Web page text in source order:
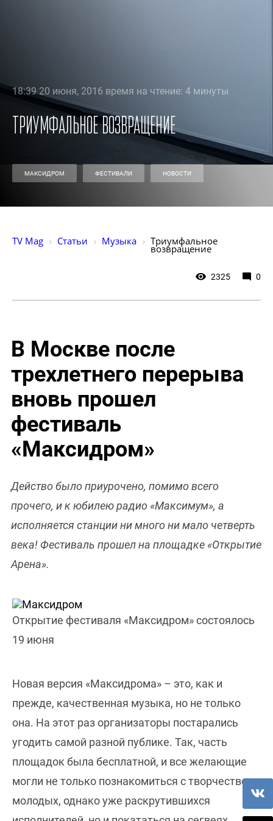
18:39 20 июня, 2016 время на чтение: 4 минуты
Триумфальное возвращение
МАКСИДРОМ ФЕСТИВАЛИ НОВОСТИ
TV Mag Статьи Музыка Триумфальное
возвращение
2325 0
В Москве после
трехлетнего перерыва
вновь прошел
фестиваль
«Максидром»
Действо было приурочено, помимо всего
прочего, и к юбилею радио «Максимум», а
исполняется станции ни много ни мало четверть
века! Фестиваль прошел на площадке «Открытие
Арена».
Открытие фестиваля «Максидром» состоялось
19 июня
Новая версия «Максидрома» – это, как и
прежде, качественная музыка, но не только
она. На этот раз организаторы постарались
угодить самой разной публике. Так, часть
площадок была бесплатной, и все желающие
могли не только познакомиться с творчеством
молодых, однако уже раскрутившихся